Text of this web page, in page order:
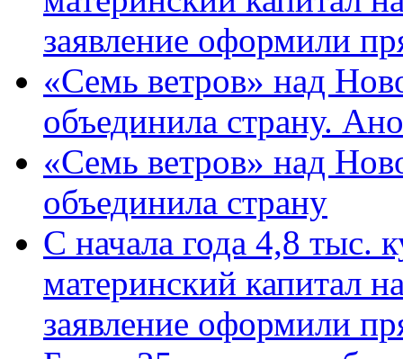
заявление оформили
«Семь ветров» над
объединила страну.
«Семь ветров» над
объединила страну
С начала года 4,8 тыс.
материнский капитал
заявление оформили